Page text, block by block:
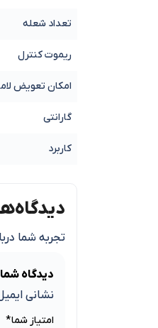
تعداد شعله
ریموت کنترل
امکان تعویض
گارانتی
کاربرد
تجربه شما
دیدگاه
نشانی
امتیاز شما*